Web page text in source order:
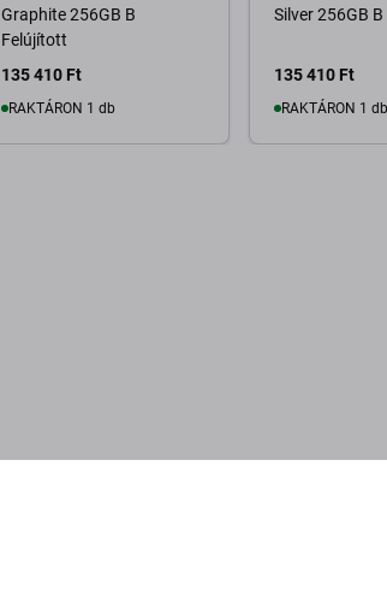
Graphite 256GB B
Felújított
135 410 Ft
RAKTÁRON 1 db
Silver 256GB
135 410 Ft
RAKTÁRON 1 db